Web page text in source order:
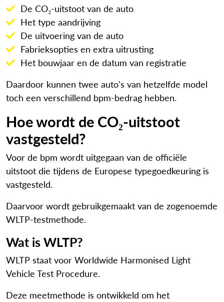
De CO₂-uitstoot van de auto
Het type aandrijving
De uitvoering van de auto
Fabrieksopties en extra uitrusting
Het bouwjaar en de datum van registratie
Daardoor kunnen twee auto's van hetzelfde model
toch een verschillend bpm-bedrag hebben.
Hoe wordt de CO₂-uitstoot
vastgesteld?
Voor de bpm wordt uitgegaan van de officiële
uitstoot die tijdens de Europese typegoedkeuring is
vastgesteld.
Daarvoor wordt gebruikgemaakt van de zogenoemde
WLTP-testmethode.
Wat is WLTP?
WLTP staat voor Worldwide Harmonised Light
Vehicle Test Procedure.
Deze meetmethode is ontwikkeld om het